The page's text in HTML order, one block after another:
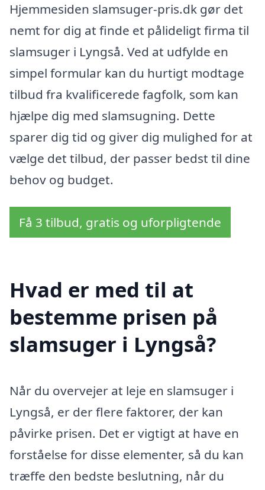
Hjemmesiden slamsuger-pris.dk gør det
nemt for dig at finde et pålideligt firma til
slamsuger i Lyngså. Ved at udfylde en
simpel formular kan du hurtigt modtage
tilbud fra kvalificerede fagfolk, som kan
hjælpe dig med slamsugning. Dette
sparer dig tid og giver dig mulighed for at
vælge det tilbud, der passer bedst til dine
behov og budget.
Få 3 tilbud, gratis og uforpligtende
Hvad er med til at
bestemme prisen på
slamsuger i Lyngså?
Når du overvejer at leje en slamsuger i
Lyngså, er der flere faktorer, der kan
påvirke prisen. Det er vigtigt at have en
forståelse for disse elementer, så du kan
træffe den bedste beslutning, når du